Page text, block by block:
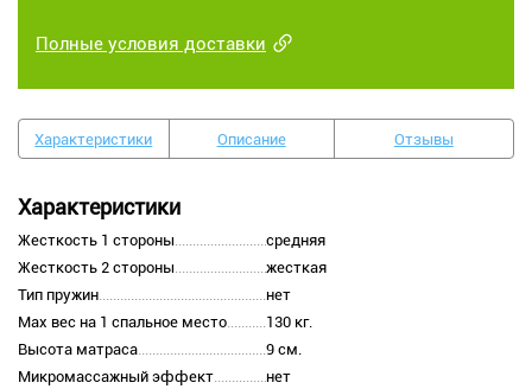
Полные условия доставки
Характеристики Описание Отзывы
Характеристики
Жесткость 1 стороны
средняя
Жесткость 2 стороны
жесткая
Тип пружин
нет
Max вес на 1 спальное место
130 кг.
Высота матраса
9 см.
Микромассажный эффект
нет